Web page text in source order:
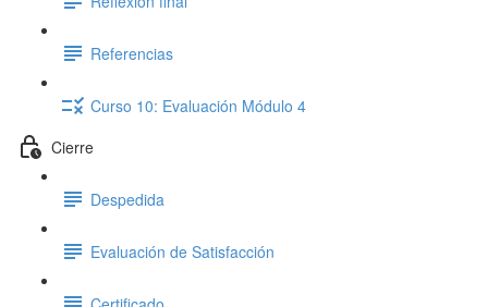
Referencias
Curso 10: Evaluación Módulo 4
Cierre
Despedida
Evaluación de Satisfacción